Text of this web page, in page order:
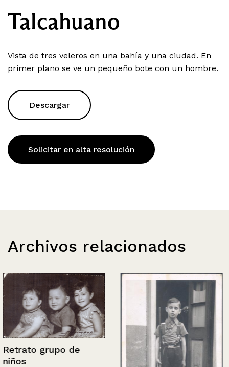
Talcahuano
Vista de tres veleros en una bahía y una ciudad. En
primer plano se ve un pequeño bote con un hombre.
Descargar
Solicitar en alta resolución
Archivos relacionados
Retrato grupo de
niños